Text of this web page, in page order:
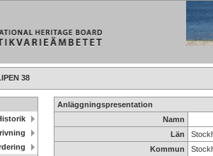
38
Anläggningspresentation
Namn
Län
Kommun